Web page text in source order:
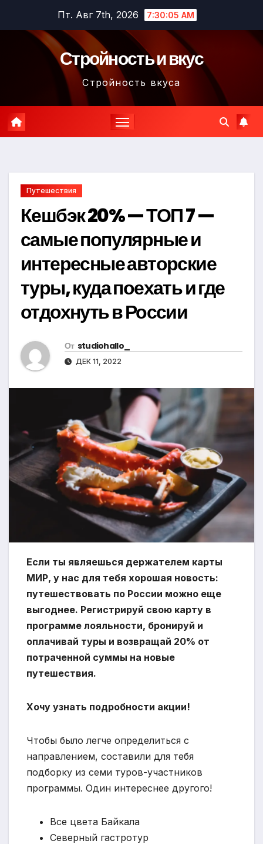
содержимому
Пт. Авг 7th, 2026 7:30:06 AM
Стройность и вкус
Стройность вкуса
Путешествия
Кешбэк 20% — ТОП 7 —
самые популярные и
интересные авторские
туры, куда поехать и где
отдохнуть в России
От studiohallo_
ДЕК 11, 2022
Если ты являешься держателем карты
МИР, у нас для тебя хорошая новость:
путешествовать по России можно еще
выгоднее. Регистрируй свою карту в
программе лояльности, бронируй и
оплачивай туры и возвращай 20% от
потраченной суммы на новые
путешествия.
Хочу узнать подробности акции!
Чтобы было легче определиться с
направлением, составили для тебя
подборку из семи туров-участников
программы. Один интереснее другого!
Все цвета Байкала
Северный гастротур